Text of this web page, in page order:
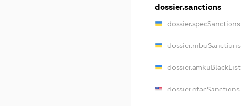
dossier.sanctions
dossier.specSanctions
dossier.rnboSanctions
dossier.amkuBlackList
dossier.ofacSanctions